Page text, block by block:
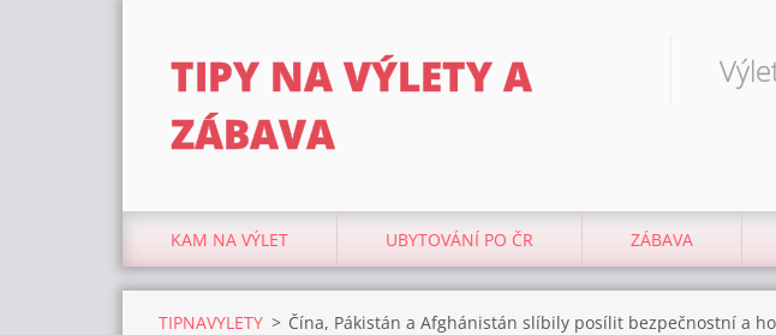
TIPY NA VÝLETY A
ZÁBAVA
KAM NA VÝLET UBYTOVÁNÍ PO ČR ZÁBAVA
TIPNAVYLETY > Čína, Pákistán a Afghánistán slíbily posílit bezpečnostní a